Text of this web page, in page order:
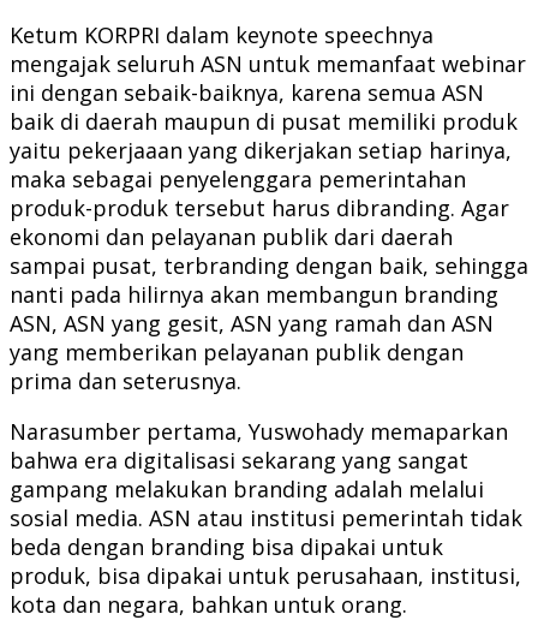
Ketum KORPRI dalam keynote speechnya
mengajak seluruh ASN untuk memanfaat webinar
ini dengan sebaik-baiknya, karena semua ASN
baik di daerah maupun di pusat memiliki produk
yaitu pekerjaaan yang dikerjakan setiap harinya,
maka sebagai penyelenggara pemerintahan
produk-produk tersebut harus dibranding. Agar
ekonomi dan pelayanan publik dari daerah
sampai pusat, terbranding dengan baik, sehingga
nanti pada hilirnya akan membangun branding
ASN, ASN yang gesit, ASN yang ramah dan ASN
yang memberikan pelayanan publik dengan
prima dan seterusnya.
Narasumber pertama, Yuswohady memaparkan
bahwa era digitalisasi sekarang yang sangat
gampang melakukan branding adalah melalui
sosial media. ASN atau institusi pemerintah tidak
beda dengan branding bisa dipakai untuk
produk, bisa dipakai untuk perusahaan, institusi,
kota dan negara, bahkan untuk orang.